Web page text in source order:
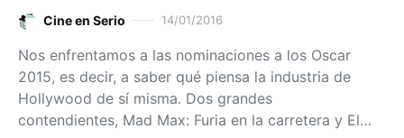
Cine en Serio 14/01/2016
Nos enfrentamos a las nominaciones a los Oscar
2015, es decir, a saber qué piensa la industria de
Hollywood de sí misma. Dos grandes
contendientes, Mad Max: Furia en la carretera y El…